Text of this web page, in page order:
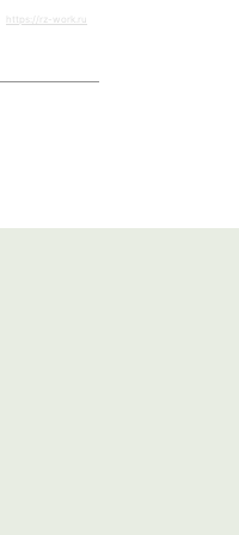
https://rz-work.ru